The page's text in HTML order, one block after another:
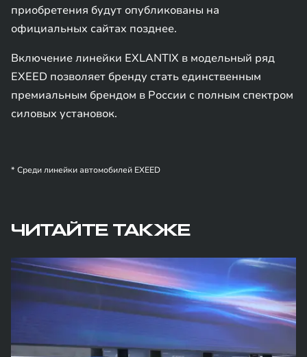
приобретения будут опубликованы на
официальных сайтах позднее.
Включение линейки EXLANTIX в модельный ряд
EXEED позволяет бренду стать единственным
премиальным брендом в России с полным спектром
силовых установок.
* Среди линейки автомобилей EXEED
ЧИТАЙТЕ ТАКЖЕ